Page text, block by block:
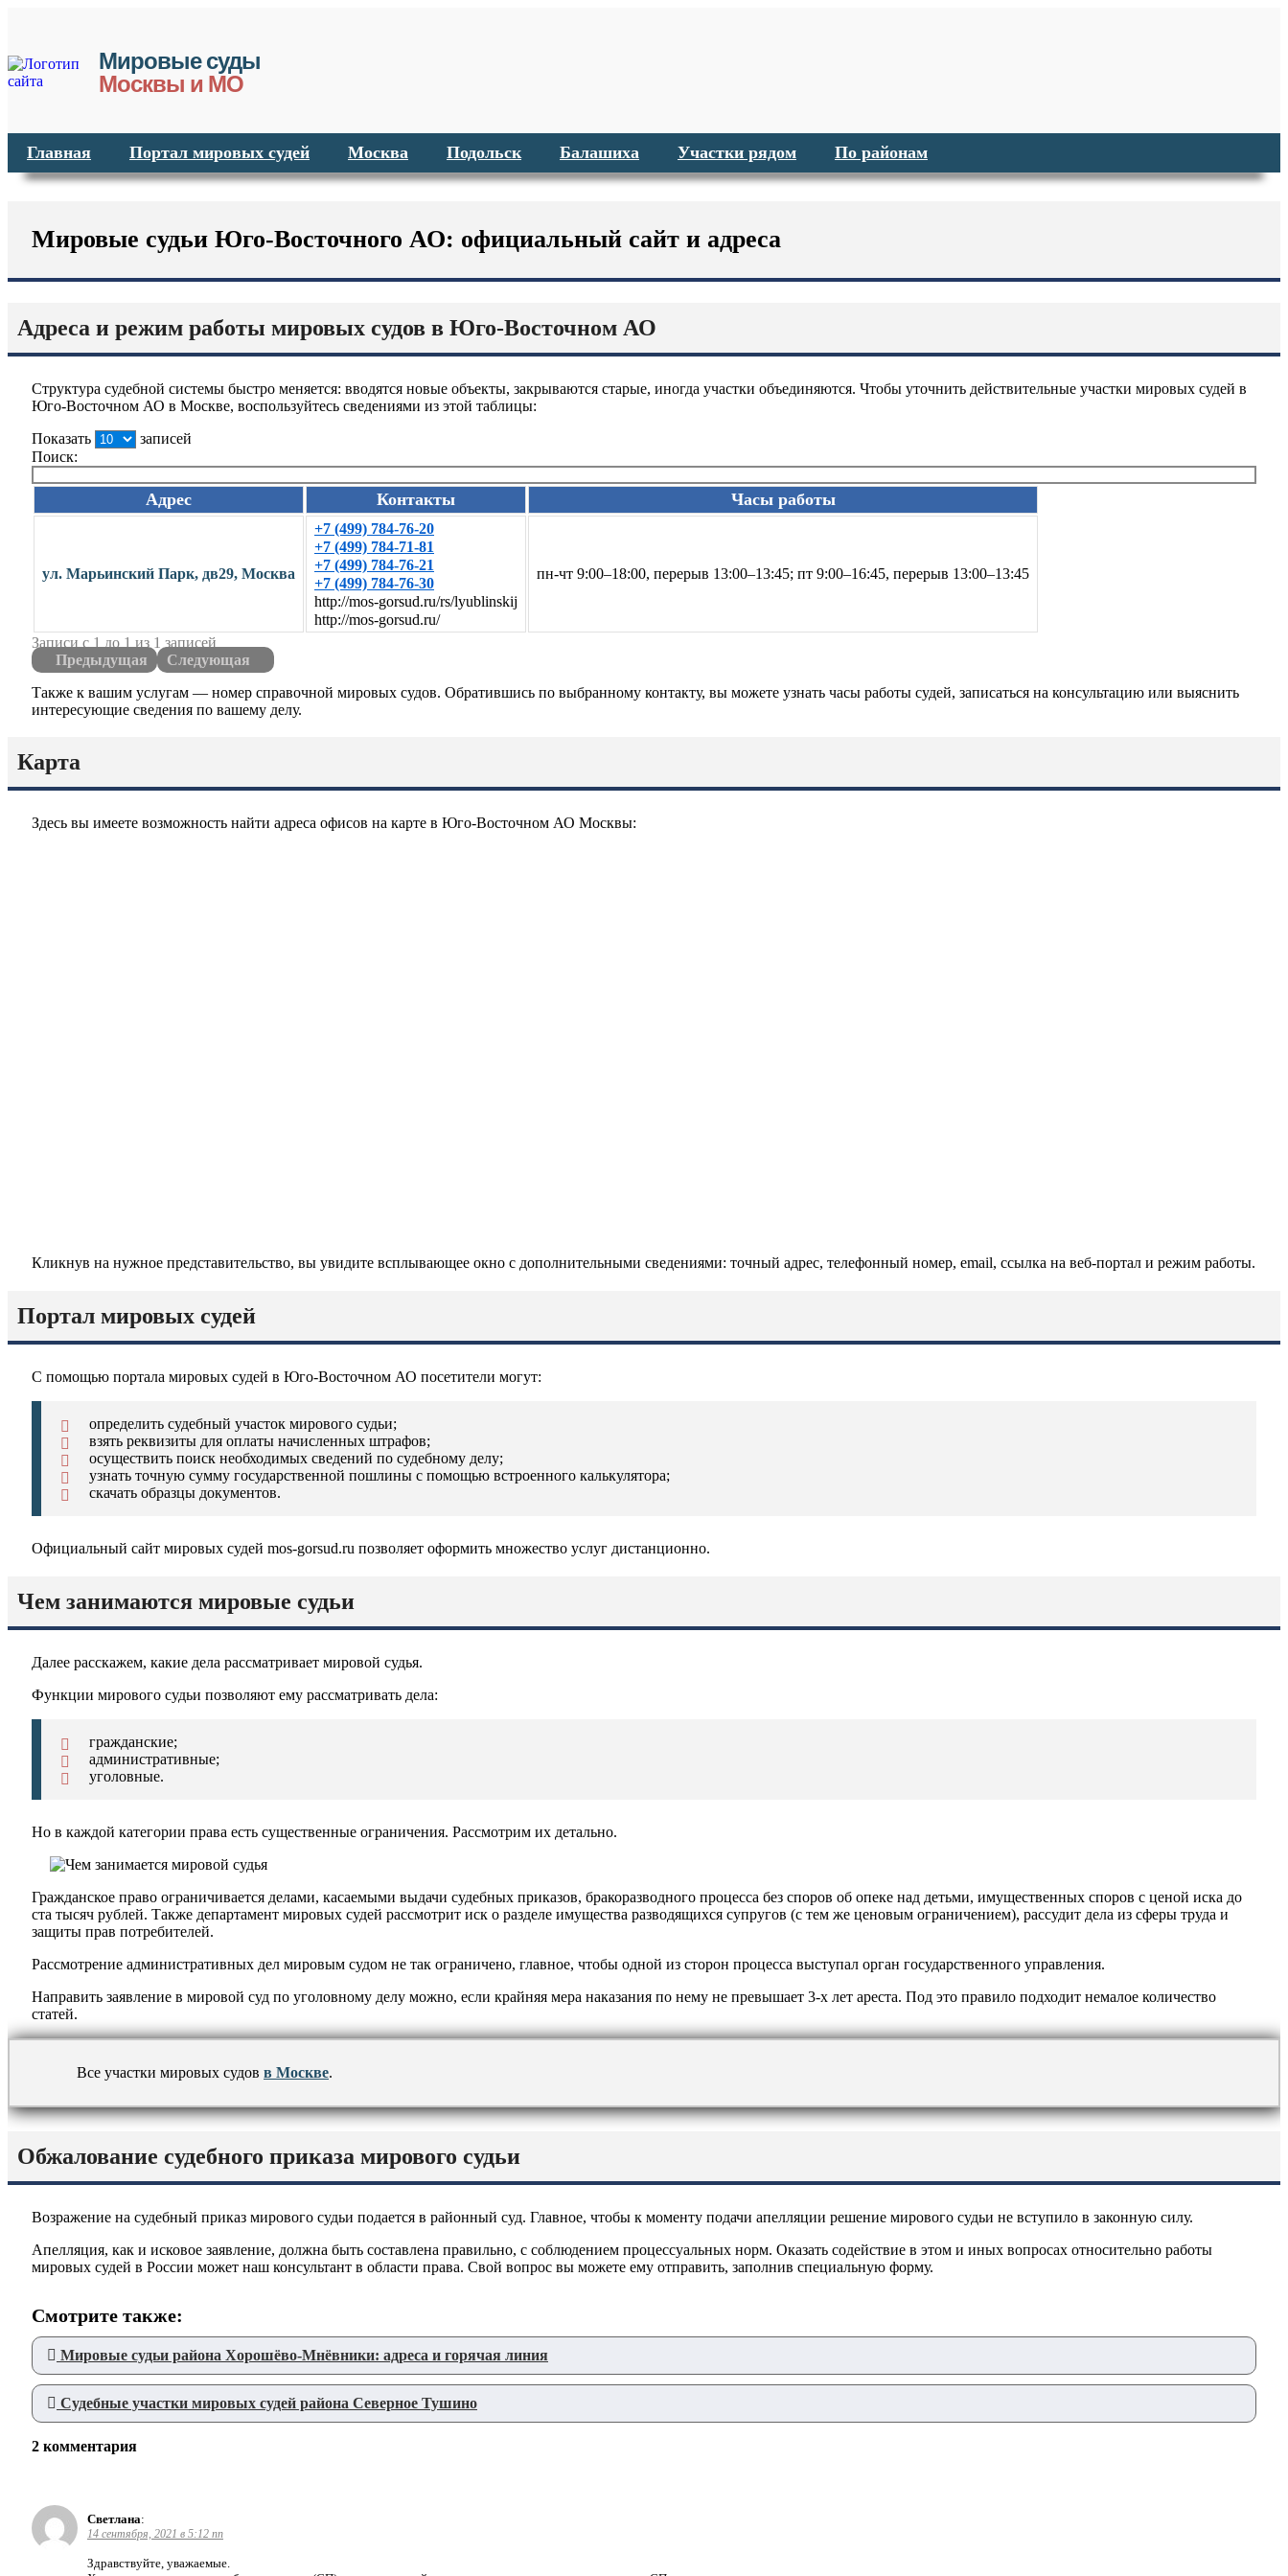
Мировые суды
Москвы и МО
Главная Портал мировых судей Москва Подольск Балашиха Участки рядом По районам
Мировые судьи Юго-Восточного АО: официальный сайт и адреса
Адреса и режим работы мировых судов в Юго-Восточном АО
Структура судебной системы быстро меняется: вводятся новые объекты, закрываются старые, иногда участки объединяются. Чтобы уточнить действительные участки мировых судей в
Юго-Восточном АО в Москве, воспользуйтесь сведениями из этой таблицы:
Показать
записей
Поиск:
Адрес Контакты Часы работы
ул. Марьинский Парк, дв29, Москва
+7 (499) 784-76-20
+7 (499) 784-71-81
+7 (499) 784-76-21
+7 (499) 784-76-30
http://mos-gorsud.ru/rs/lyublinskij
http://mos-gorsud.ru/
пн-чт 9:00–18:00, перерыв 13:00–13:45; пт 9:00–16:45, перерыв 13:00–13:45
Записи с 1 до 1 из 1 записей
Предыдущая
Следующая
Также к вашим услугам — номер справочной мировых судов. Обратившись по выбранному контакту, вы можете узнать часы работы судей, записаться на консультацию или выяснить
интересующие сведения по вашему делу.
Карта
Здесь вы имеете возможность найти адреса офисов на карте в Юго-Восточном АО Москвы:
Кликнув на нужное представительство, вы увидите всплывающее окно с дополнительными сведениями: точный адрес, телефонный номер, email, ссылка на веб-портал и режим работы.
Портал мировых судей
С помощью портала мировых судей в Юго-Восточном АО посетители могут:
определить судебный участок мирового судьи;
взять реквизиты для оплаты начисленных штрафов;
осуществить поиск необходимых сведений по судебному делу;
узнать точную сумму государственной пошлины с помощью встроенного калькулятора;
скачать образцы документов.
Официальный сайт мировых судей mos-gorsud.ru позволяет оформить множество услуг дистанционно.
Чем занимаются мировые судьи
Далее расскажем, какие дела рассматривает мировой судья.
Функции мирового судьи позволяют ему рассматривать дела:
гражданские;
административные;
уголовные.
Но в каждой категории права есть существенные ограничения. Рассмотрим их детально.
Гражданское право ограничивается делами, касаемыми выдачи судебных приказов, бракоразводного процесса без споров об опеке над детьми, имущественных споров с ценой иска до
ста тысяч рублей. Также департамент мировых судей рассмотрит иск о разделе имущества разводящихся супругов (с тем же ценовым ограничением), рассудит дела из сферы труда и
защиты прав потребителей.
Рассмотрение административных дел мировым судом не так ограничено, главное, чтобы одной из сторон процесса выступал орган государственного управления.
Направить заявление в мировой суд по уголовному делу можно, если крайняя мера наказания по нему не превышает 3-х лет ареста. Под это правило подходит немалое количество
статей.
Все участки мировых судов в Москве.
Обжалование судебного приказа мирового судьи
Возражение на судебный приказ мирового судьи подается в районный суд. Главное, чтобы к моменту подачи апелляции решение мирового судьи не вступило в законную силу.
Апелляция, как и исковое заявление, должна быть составлена правильно, с соблюдением процессуальных норм. Оказать содействие в этом и иных вопросах относительно работы
мировых судей в России может наш консультант в области права. Свой вопрос вы можете ему отправить, заполнив специальную форму.
Смотрите также:
Мировые судьи района Хорошёво-Мнёвники: адреса и горячая линия
Судебные участки мировых судей района Северное Тушино
2 комментария
Светлана:
14 сентября, 2021 в 5:12 пп
Здравствуйте, уважаемые.